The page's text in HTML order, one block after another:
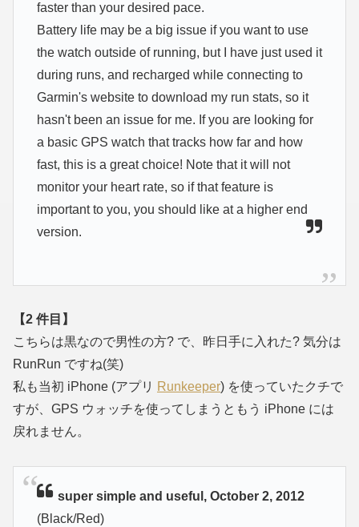
faster than your desired pace.
Battery life may be a big issue if you want to use
the watch outside of running, but I have just used it
during runs, and recharged while connecting to
Garmin's website to download my run stats, so it
hasn't been an issue for me. If you are looking for
a basic GPS watch that tracks how far and how
fast, this is a great choice! Note that it will not
monitor your heart rate, so if that feature is
important to you, you should like at a higher end
version.
【2 件目】
こちらは黒なので男性の方? で、昨日手に入れた? 気分は
RunRun ですね(笑)
私も当初 iPhone (アプリ Runkeeper) を使っていたクチで
すが、GPS ウォッチを使ってしまうともう iPhone には
戻れません。
super simple and useful, October 2, 2012
(Black/Red)